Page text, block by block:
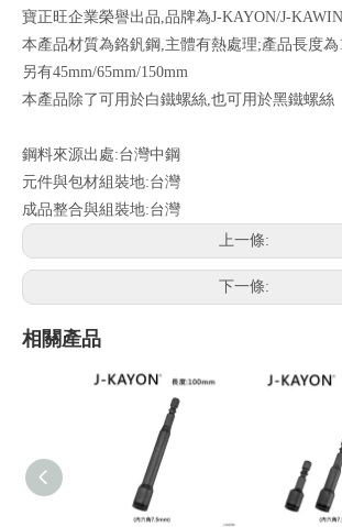
寶正旺企業榮譽出品,品牌為J-KAYON/J-KAWIN
本產品材質為鉻釩鋼,主體有熱處理;產品長度為
另有45mm/65mm/150mm
本產品除了可用於白鐵螺絲,也可用於黑鐵螺絲
鋼料來源出處:台灣中鋼
元件與包材組裝地:台灣
成品整合與組裝地:台灣
上一條:
下一條:
相關產品